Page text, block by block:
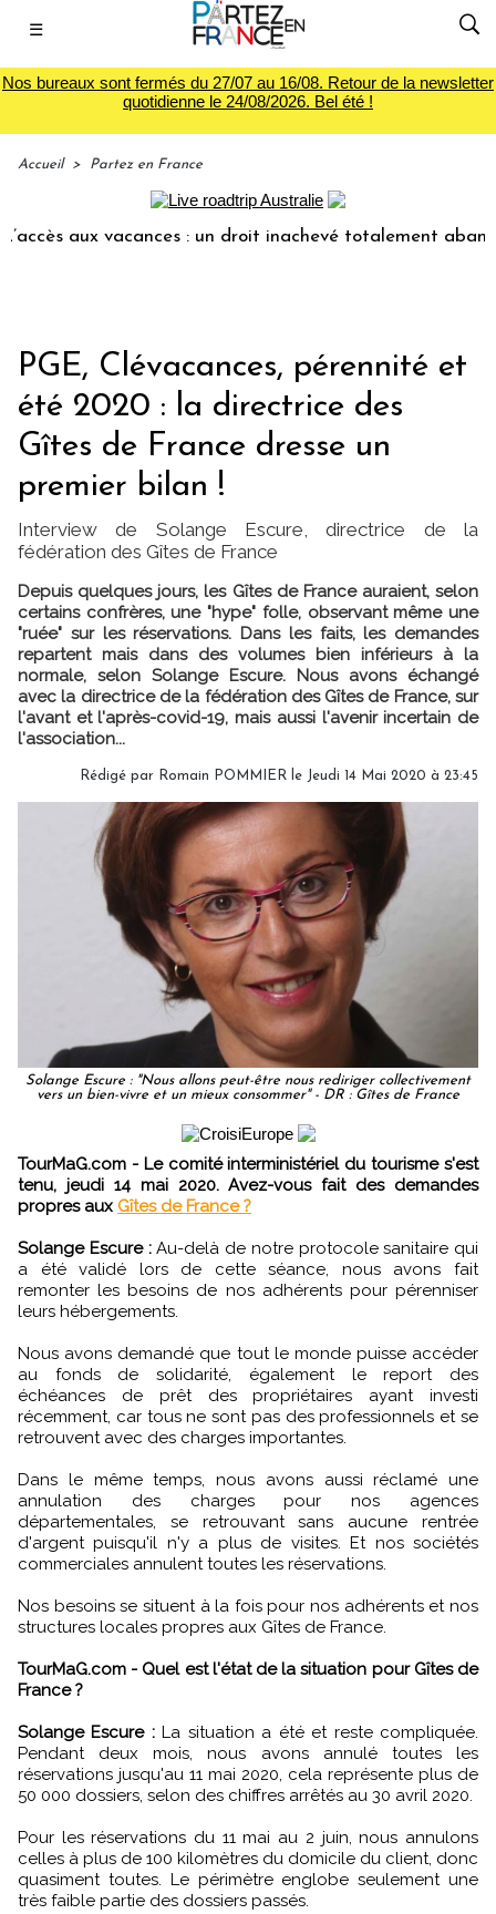
☰
Nos bureaux sont fermés du 27/07 au 16/08. Retour de la newsletter
quotidienne le 24/08/2026. Bel été !
Accueil > Partez en France
vacances : un droit inachevé totalement abandonné
PGE, Clévacances, pérennité et
été 2020 : la directrice des
Gîtes de France dresse un
premier bilan !
Interview de Solange Escure, directrice de la
fédération des Gîtes de France
Depuis quelques jours, les Gîtes de France auraient, selon
certains confrères, une "hype" folle, observant même une
"ruée" sur les réservations. Dans les faits, les demandes
repartent mais dans des volumes bien inférieurs à la
normale, selon Solange Escure. Nous avons échangé
avec la directrice de la fédération des Gîtes de France, sur
l'avant et l'après-covid-19, mais aussi l'avenir incertain de
l'association...
Rédigé par Romain POMMIER le Jeudi 14 Mai 2020 à 23:45
Solange Escure : "Nous allons peut-être nous rediriger collectivement
vers un bien-vivre et un mieux consommer" - DR : Gîtes de France
TourMaG.com - Le comité interministériel du tourisme s'est
tenu, jeudi 14 mai 2020. Avez-vous fait des demandes
propres aux Gîtes de France ?
Solange Escure :Au-delà de notre protocole sanitaire qui
a été validé lors de cette séance, nous avons fait
remonter les besoins de nos adhérents pour pérenniser
leurs hébergements.
Nous avons demandé que tout le monde puisse accéder
au fonds de solidarité, également le report des
échéances de prêt des propriétaires ayant investi
récemment, car tous ne sont pas des professionnels et se
retrouvent avec des charges importantes.
Dans le même temps, nous avons aussi réclamé une
annulation des charges pour nos agences
départementales, se retrouvant sans aucune rentrée
d'argent puisqu'il n'y a plus de visites. Et nos sociétés
commerciales annulent toutes les réservations.
Nos besoins se situent à la fois pour nos adhérents et nos
structures locales propres aux Gîtes de France.
TourMaG.com - Quel est l'état de la situation pour Gîtes de
France ?
Solange Escure :La situation a été et reste compliquée.
Pendant deux mois, nous avons annulé toutes les
réservations jusqu'au 11 mai 2020, cela représente plus de
50 000 dossiers, selon des chiffres arrêtés au 30 avril 2020.
Pour les réservations du 11 mai au 2 juin, nous annulons
celles à plus de 100 kilomètres du domicile du client, donc
quasiment toutes. Le périmètre englobe seulement une
très faible partie des dossiers passés.